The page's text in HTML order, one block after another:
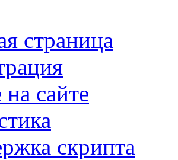
страница
сайте
скрипта